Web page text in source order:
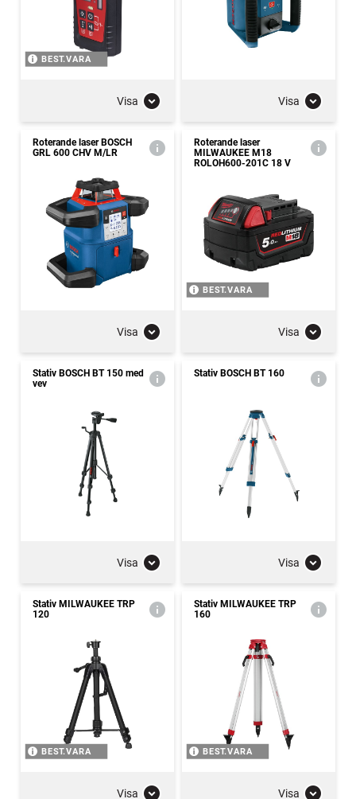
BEST.VARA
Visa Visa
Roterande laser BOSCH
GRL 600 CHV M/LR
Visa
Roterande laser
MILWAUKEE M18
ROLOH600-201C 18 V
BEST.VARA
Visa
Stativ BOSCH BT 150 med
vev
Visa
Stativ BOSCH BT 160
Visa
Stativ MILWAUKEE TRP
120
BEST.VARA
Visa
Stativ MILWAUKEE TRP
160
BEST.VARA
Visa